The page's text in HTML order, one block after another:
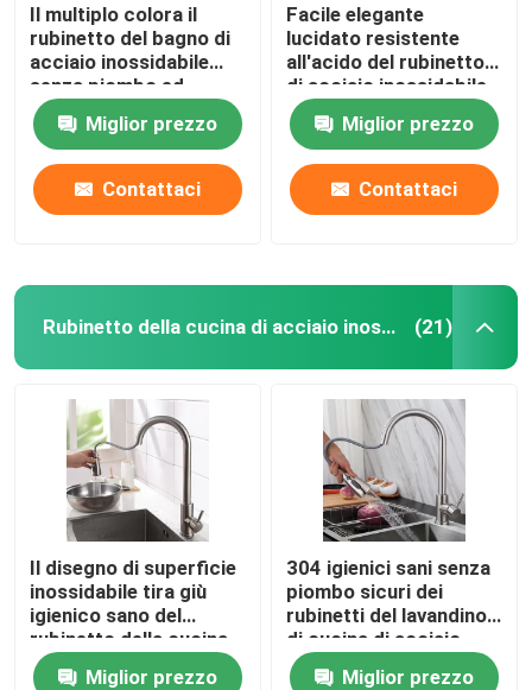
Il multiplo colora il
rubinetto del bagno di
acciaio inossidabile
senza piombo ed
esente da tutte le
sostanze di
lisciviazione
Miglior prezzo
Contattaci
Facile elegante
lucidato resistente
all'acido del rubinetto
di acciaio inossidabile
bello installare
Miglior prezzo
Contattaci
Rubinetto della cucina di acciaio inossidabile (21)
Il disegno di superficie
inossidabile tira giù
igienico sano del
rubinetto della cucina
Miglior prezzo
304 igienici sani senza
piombo sicuri dei
rubinetti del lavandino
di cucina di acciaio
inossidabile
Miglior prezzo